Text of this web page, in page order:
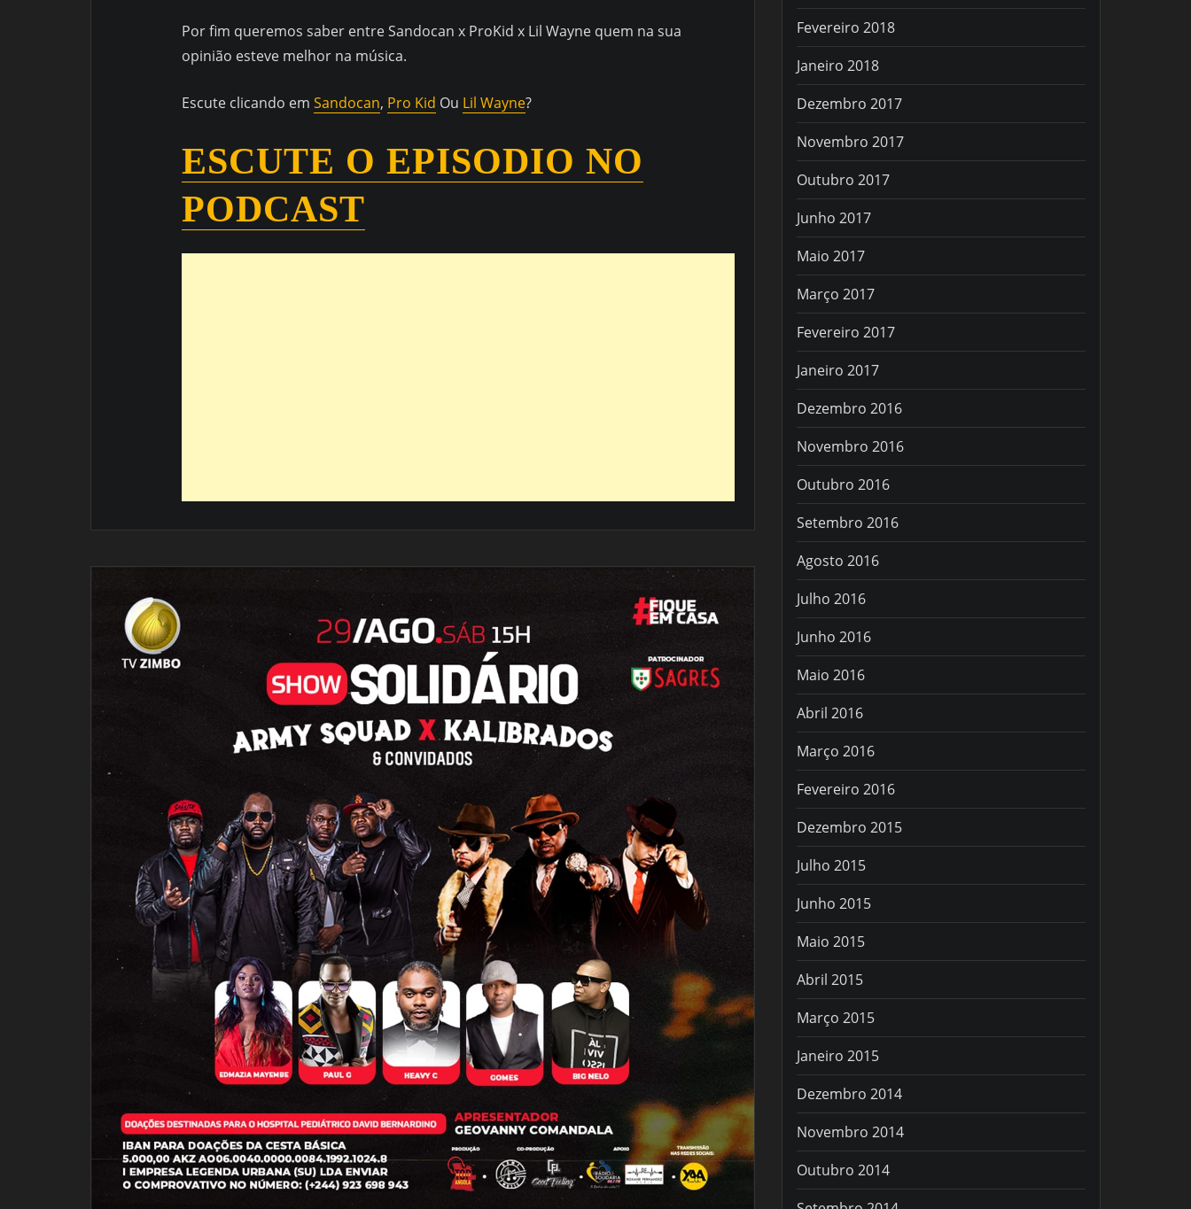
Por fim queremos saber entre Sandocan x ProKid x Lil Wayne quem na sua
opinião esteve melhor na música.
Escute clicando em Sandocan, Pro Kid Ou Lil Wayne?
ESCUTE O EPISODIO NO
PODCAST
Fevereiro 2018
Janeiro 2018
Dezembro 2017
Novembro 2017
Outubro 2017
Junho 2017
Maio 2017
Março 2017
Fevereiro 2017
Janeiro 2017
Dezembro 2016
Novembro 2016
Outubro 2016
Setembro 2016
Agosto 2016
Julho 2016
Junho 2016
Maio 2016
Abril 2016
Março 2016
Fevereiro 2016
Dezembro 2015
Julho 2015
Junho 2015
Maio 2015
Abril 2015
Março 2015
Janeiro 2015
Dezembro 2014
Novembro 2014
Outubro 2014